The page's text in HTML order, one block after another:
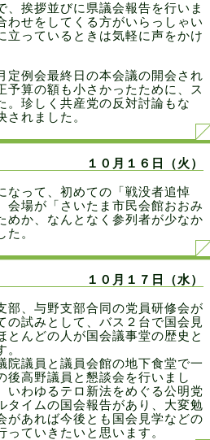
、挨拶並びに県議会報告を行いま
わせをしてくる方がいらっしゃい
立っているときは気軽に声をかけ
定例会最終日の本会議の開会され
予算の額も小さかったために、ス
。珍しく共産党の反対討論もな
されました。
１０月１６日（火）
なって、初めての「戦没者追悼
会場が「さいたま市民会館おおみ
めか、なんとなく参列者が少なか
た。
１０月１７日（水）
部、与野支部合同の党員研修会が
の試みとして、バス２台で国会見
とんどの人が国会議事堂の歴史と
院議員と議員会館の地下食堂で一
後高野議員と懇談会を行いまし
いわゆるテロ新法をめぐる公明党
タイムの国会報告があり、大変勉
があれば今後とも国会見学などの
っていきたいと思います。